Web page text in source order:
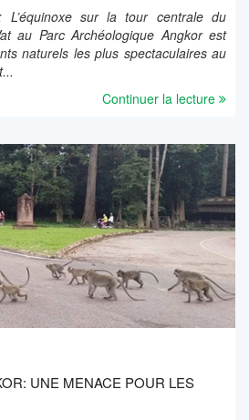
L’équinoxe sur la tour centrale du
au Parc Archéologique Angkor est
naturels les plus spectaculaires au
Continuer la lecture
UNE MENACE POUR LES